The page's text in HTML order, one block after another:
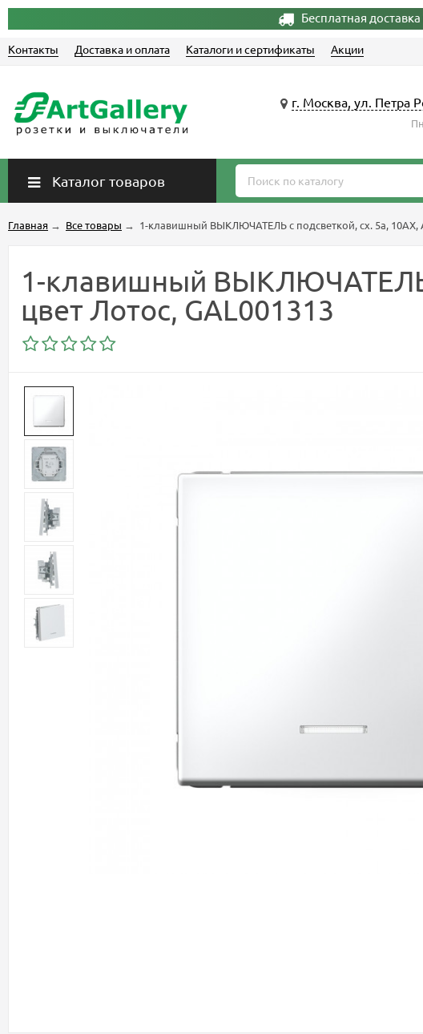
Бесплатная
Контакты Доставка и оплата Каталоги и сертификаты Акции
г. Москва, ул. Петра
Каталог товаров
Главная → Все товары → 1-клавишный ВЫКЛЮЧАТЕЛЬ с подсветкой, сх. 5а, 10АХ,
1-клавишный ВЫКЛЮЧАТЕЛЬ
цвет Лотос, GAL001313